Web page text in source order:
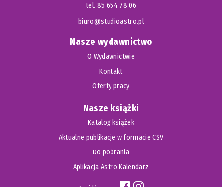
tel. 85 654 78 06
biuro@studioastro.pl
Nasze wydawnictwo
O Wydawnictwie
Kontakt
Oferty pracy
Nasze książki
Katalog książek
Aktualne publikacje w formacie CSV
Do pobrania
Aplikacja Astro Kalendarz